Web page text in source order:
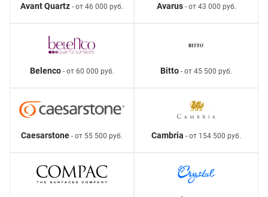
Avant Quartz - от 46 000 руб. Avarus- от 43 000 руб.
Belenco- от 60 000 руб. Bitto - от 45 500 руб.
Caesarstone - от 55 500 руб. Cambria - от 154 500 руб.